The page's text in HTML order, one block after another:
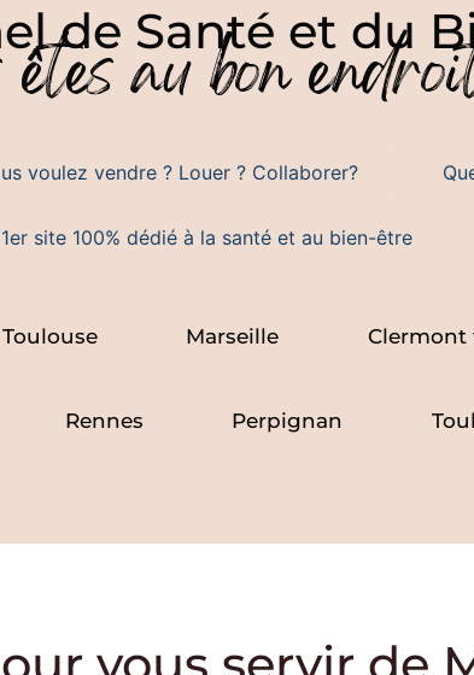
de Santé et du
êtes au bon
voulez vendre ? Louer ? Collaborer?
Le 1er site 100% dédié à la santé et au bien-être
Toulouse Marseille Clermont
Rennes Perpignan